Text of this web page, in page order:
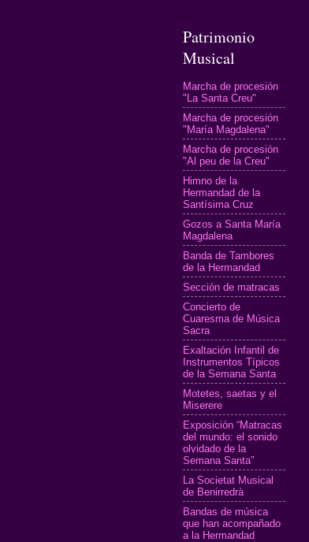
Patrimonio
Musical
Marcha de procesión
"La Santa Creu"
Marcha de procesión
"María Magdalena"
Marcha de procesión
"Al peu de la Creu"
Himno de la
Hermandad de la
Santísima Cruz
Gozos a Santa María
Magdalena
Banda de Tambores
de la Hermandad
Sección de matracas
Concierto de
Cuaresma de Música
Sacra
Exaltación Infantil de
Instrumentos Típicos
de la Semana Santa
Motetes, saetas y el
Miserere
Exposición “Matracas
del mundo: el sonido
olvidado de la
Semana Santa”
La Societat Musical
de Benirredrà
Bandas de música
que han acompañado
a la Hermandad